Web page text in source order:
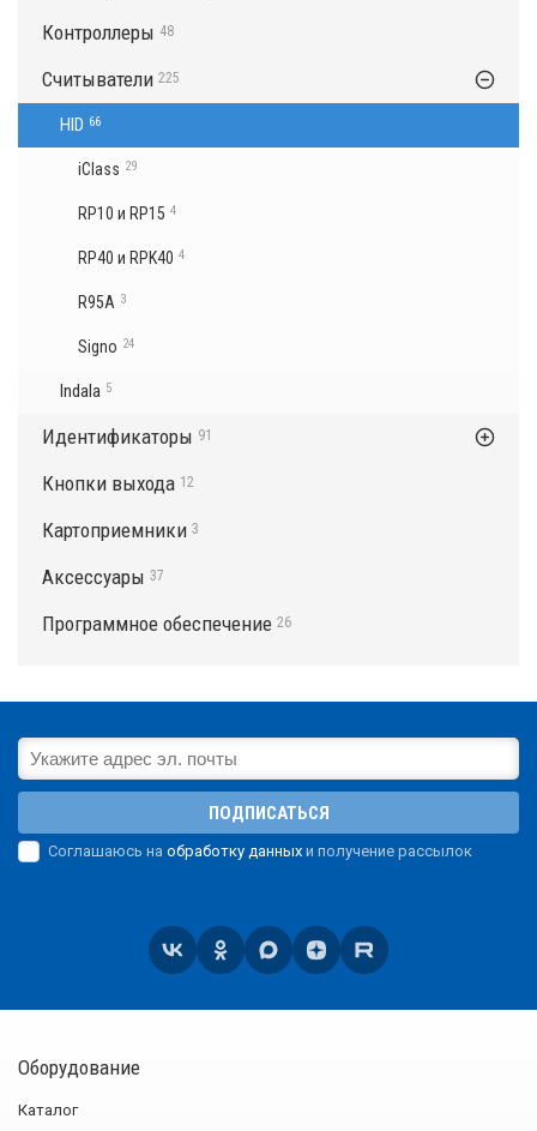
Контроллеры 48
Считыватели 225
HID 66
iClass 29
RP10 и RP15 4
RP40 и RPK40 4
R95A 3
Signo 24
Indala 5
Идентификаторы 91
Кнопки выхода 12
Картоприемники 3
Аксессуары 37
Программное обеспечение 26
ПОДПИСАТЬСЯ
Соглашаюсь на обработку данных и получение рассылок
Оборудование
Каталог